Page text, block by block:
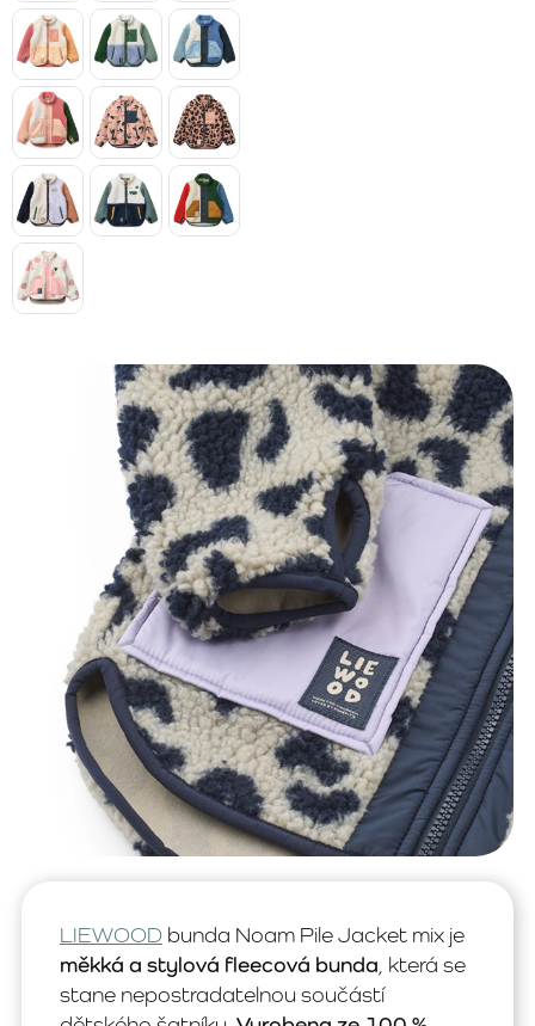
LIEWOOD bunda Noam Pile Jacket mix je
měkká a stylová fleecová bunda , která se
stane nepostradatelnou součástí